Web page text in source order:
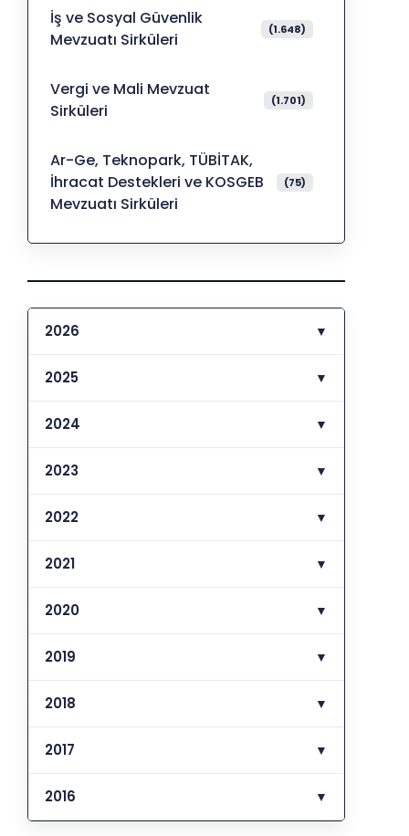
İş ve Sosyal Güvenlik
Mevzuatı Sirküleri
(1.648)
Vergi ve Mali Mevzuat
Sirküleri
(1.701)
Ar-Ge, Teknopark, TÜBİTAK,
İhracat Destekleri ve KOSGEB
Mevzuatı Sirküleri
(75)
2026 ▼
2025 ▼
2024 ▼
2023 ▼
2022 ▼
2021 ▼
2020 ▼
2019 ▼
2018 ▼
2017 ▼
2016 ▼